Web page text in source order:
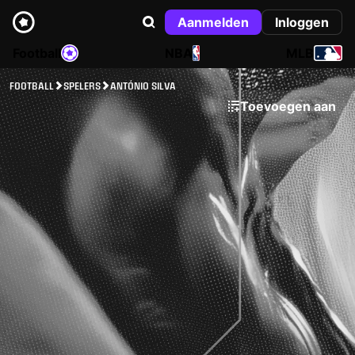
Aanmelden
Inloggen
NBA
FOOTBALL SPELERS ANTÓNIO SILVA
Toevoegen aan